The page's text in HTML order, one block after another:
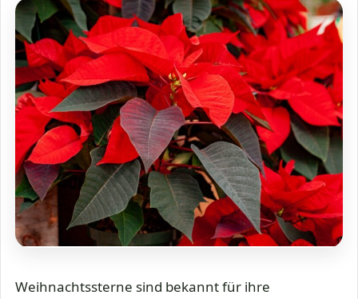
Weihnachtssterne sind bekannt für ihre